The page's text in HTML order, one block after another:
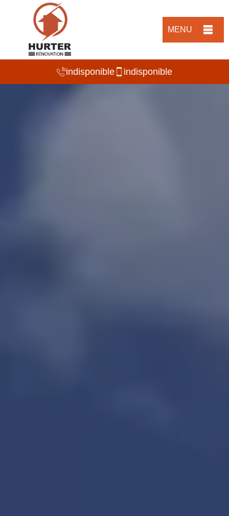
MENU
indisponible indisponible